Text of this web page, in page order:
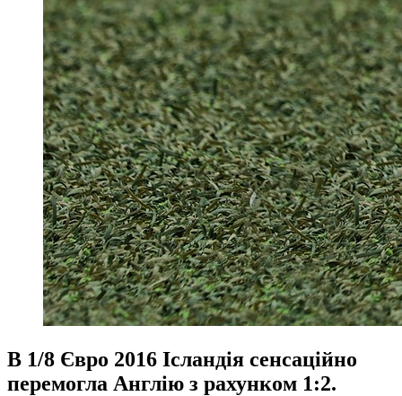
В 1/8 Євро 2016 Ісландія сенсаційно
перемогла Англію з рахунком 1:2.